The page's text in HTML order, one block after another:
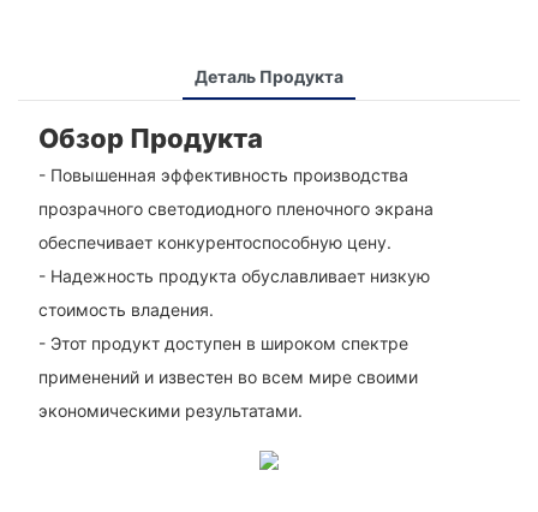
Деталь Продукта
Обзор Продукта
- Повышенная эффективность производства
прозрачного светодиодного пленочного экрана
обеспечивает конкурентоспособную цену.
- Надежность продукта обуславливает низкую
стоимость владения.
- Этот продукт доступен в широком спектре
применений и известен во всем мире своими
экономическими результатами.